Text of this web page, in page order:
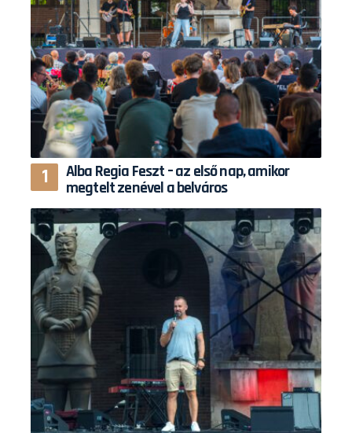
Alba Regia Feszt – az első nap, amikor
megtelt zenével a belváros